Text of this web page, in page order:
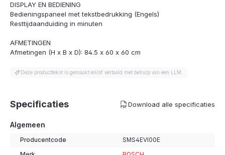
DISPLAY EN BEDIENING
Bedieningspaneel met tekstbedrukking (Engels)
Resttijdaanduiding in minuten
AFMETINGEN
Afmetingen (H x B x D): 84.5 x 60 x 60 cm
Deze producttekst is gemaakt en/of vertaald met behulp van een LLM.
Specificaties Download alle specificaties
Algemeen
Producentcode SMS4EVI00E